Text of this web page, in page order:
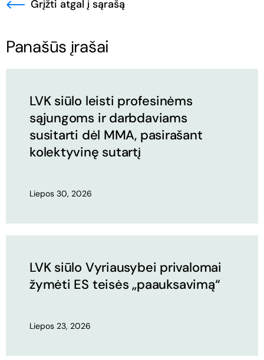
Grįžti atgal į sąrašą
Panašūs įrašai
LVK siūlo leisti profesinėms
sąjungoms ir darbdaviams
susitarti dėl MMA, pasirašant
kolektyvinę sutartį
Liepos 30, 2026
LVK siūlo Vyriausybei privalomai
žymėti ES teisės „paauksavimą“
Liepos 23, 2026